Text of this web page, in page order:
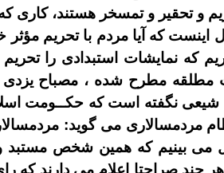
تحقیر و تمسخر هستند، کاری که
اینست که آیا مردم با تحریم
که نمایشات استبدادی را
مطرح شده ، مصباح یزدی
شیعی نگفته است که حکــومت
مردمسالاری می گوید:
می بینیم که همین شخص مستبد
هر چند صراحتا اعلام می